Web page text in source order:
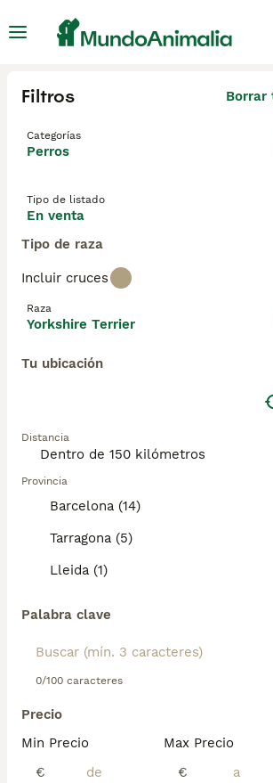
Filtros Borrar
Categorías
Perros
Tipo de listado
En venta
Tipo de raza
Incluir cruces
Raza
Yorkshire Terrier
Tu ubicación
Distancia
Provincia
Barcelona (14)
Tarragona (5)
Lleida (1)
Palabra clave
0/100 caracteres
Precio
Min Precio
€
Max Precio
€